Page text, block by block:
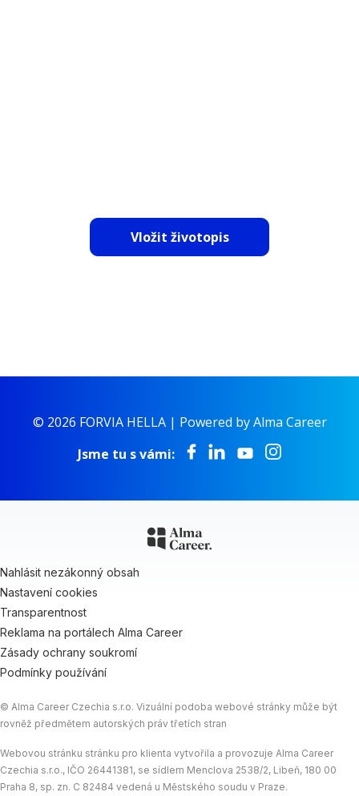
Vložit životopis
© 2026 FORVIA HELLA | Powered by Alma Career
Jsme tu s vámi:
Nahlásit nezákonný obsah
Nastavení cookies
Transparentnost
Reklama na portálech Alma Career
Zásady ochrany soukromí
Podmínky používání
© Alma Career Czechia s.r.o. Vizuální podoba webové stránky může být
rovněž předmětem autorských práv třetích stran
Webovou stránku stránku pro klienta vytvořila a provozuje Alma Career
Czechia s.r.o., IČO 26441381, se sídlem Menclova 2538/2, Libeň, 180 00
Praha 8, sp. zn. C 82484 vedená u Městského soudu v Praze.